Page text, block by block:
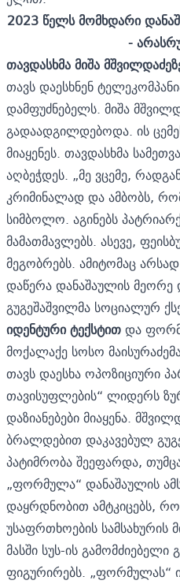
2023 წელს მომხდარი
-
თავდასხმა მიშა
თავს დაესხნენ
დამფუძნებელს. მიშა
გადაადგილდებოდა. ის
მიაყენეს. თავდასხმა
აღბეჭდეს. „მე ვცემე,
კრიმინალად და ამბობს,
სიმბოლო. აგინებს
მამათმავლებს. ასევე,
მეგობრებს. ამიტომაც
დაწერა დანაშაულის
გუგეშაშვილმა სოციალურ
იდენტური ტექსტითდა
მოქალაქე სოსო
თავს დაესხა ოპოზიციური
თავისუფლების“ ლიდერს
დაზიანებები მიაყენა.
ბრალდებით დაკავებულ
პატიმრობა შეეფარდა,
„ფორმულა“ დანაშაულის
დაყრდნობით ამტკიცებს,
უსაფრთხოების
მასში სუს-ის
ფიგურირებს. „ფორმულას“